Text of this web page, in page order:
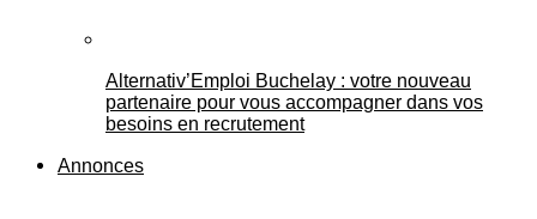
Alternativ’Emploi Buchelay : votre nouveau
partenaire pour vous accompagner dans vos
besoins en recrutement
Annonces